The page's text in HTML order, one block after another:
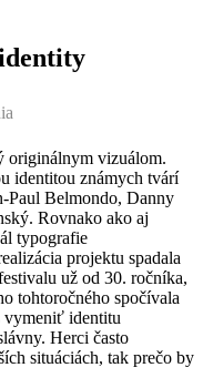
originálnym vizuálom.
identitou známych tvárí
Paul Belmondo, Danny
Rovnako ako aj
typografie
projektu spadala
už od 30. ročníka,
tohtoročného spočívala
vymeniť identitu
Herci často
situáciách, tak prečo by